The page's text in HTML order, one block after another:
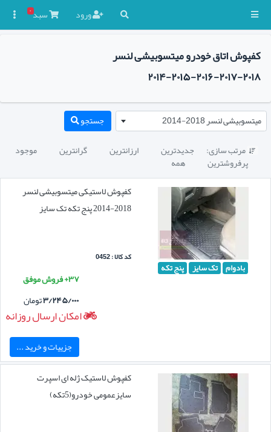
ورود سبد۰
کفپوش اتاق خودرو میتسوبیشی لنسر
۲۰۱۸-۲۰۱۷-۲۰۱۶-۲۰۱۵-۲۰۱۴
میتسوبیشی لنسر 2018-2014 جستجو
 مرتب سازی: جدیدترین ارزانترین گرانترین موجود
پرفروشترین همه
بادوام تک سایز پنج تکه
کفپوش لاستیکی میتسوبیشی لنسر
2018-2014 پنج تکه تک سایز
کد کالا : 0452
۳۷+ فروش موفق
۳/۲۴۵/۰۰۰تومان
امکان ارسال روزانه
جزییات و خرید ...
کفپوش لاستیک ژله ای اسپرت
سایزعمومی خودرو(5تکه)